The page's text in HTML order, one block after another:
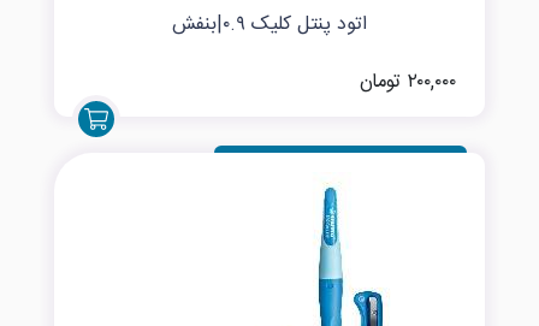
اتود پنتل کلیک ۰.۹|بنفش
۲۰۰,۰۰۰ تومان